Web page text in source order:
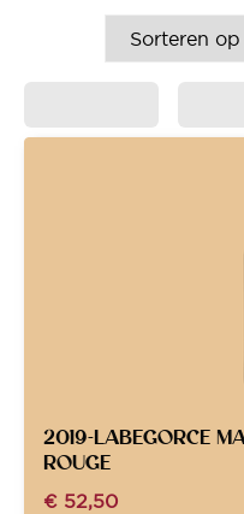
2019-LABEGORCE
ROUGE
€ 52,50